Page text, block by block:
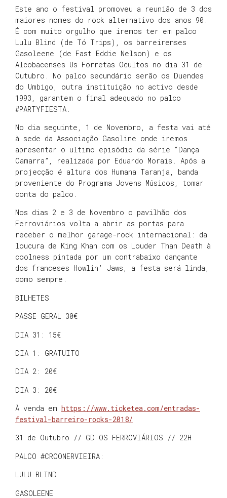
Este ano o festival promoveu a reunião de 3 dos
maiores nomes do rock alternativo dos anos 90.
É com muito orgulho que iremos ter em palco
Lulu Blind (de Tó Trips), os barreirenses
Gasoleene (de Fast Eddie Nelson) e os
Alcobacenses Us Forretas Ocultos no dia 31 de
Outubro. No palco secundário serão os Duendes
do Umbigo, outra instituição no activo desde
1993, garantem o final adequado no palco
#PARTYFIESTA.
No dia seguinte, 1 de Novembro, a festa vai até
à sede da Associação Gasoline onde iremos
apresentar o ultimo episódio da série “Dança
Camarra”, realizada por Eduardo Morais. Após a
projecção é altura dos Humana Taranja, banda
proveniente do Programa Jovens Músicos, tomar
conta do palco.
Nos dias 2 e 3 de Novembro o pavilhão dos
Ferroviários volta a abrir as portas para
receber o melhor garage-rock internacional: da
loucura de King Khan com os Louder Than Death à
coolness pintada por um contrabaixo dançante
dos franceses Howlin’ Jaws, a festa será linda,
como sempre.
BILHETES
PASSE GERAL 30€
DIA 31: 15€
DIA 1: GRATUITO
DIA 2: 20€
DIA 3: 20€
À venda em https://www.ticketea.com/entradas-
festival-barreiro-rocks-2018/
31 de Outubro // GD OS FERROVIÁRIOS // 22H
PALCO #CROONERVIEIRA:
LULU BLIND
GASOLEENE